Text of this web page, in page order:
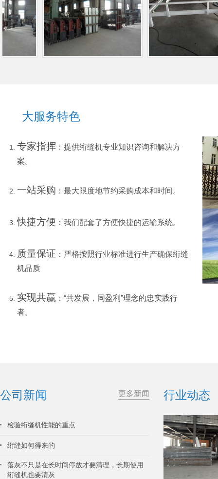
大服务特色
专家指挥 ：提供绗缝机专业知识咨询和解决方
案。
一站采购 ：最大限度地节约采购成本和时间。
快捷方便 ：我们配套了方便快捷的运输系统。
质量保证 ：严格按照行业标准进行生产确保绗缝
机品质
实现共赢 ：“共发展，同盈利”理念的忠实践行
者。
公司新闻 更多新闻
检验绗缝机性能的重点
绗缝如何得来的
落灰不只是在长时间停放才要清理，长期使用
绗缝机也要清灰
行业动态